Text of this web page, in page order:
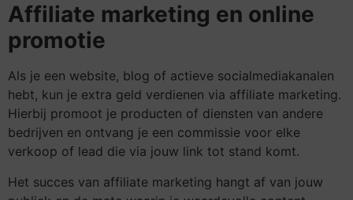
Affiliate marketing en online
promotie
Als je een website, blog of actieve socialmediakanalen
hebt, kun je extra geld verdienen via affiliate marketing.
Hierbij promoot je producten of diensten van andere
bedrijven en ontvang je een commissie voor elke
verkoop of lead die via jouw link tot stand komt.
Het succes van affiliate marketing hangt af van jouw